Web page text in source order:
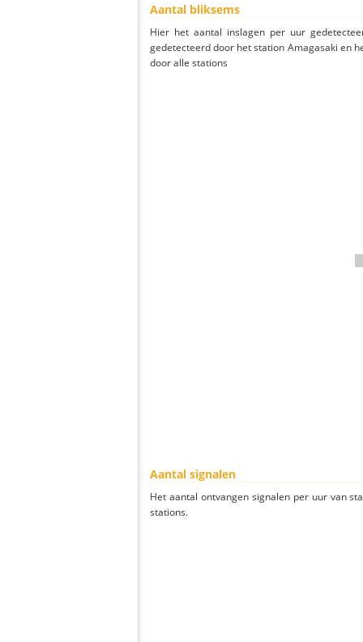
Aantal bliksems
Hier het aantal inslagen per uur
gedetecteerd door het station Amagasaki en
door alle stations
Aantal signalen
Het aantal ontvangen signalen per uur van
stations.